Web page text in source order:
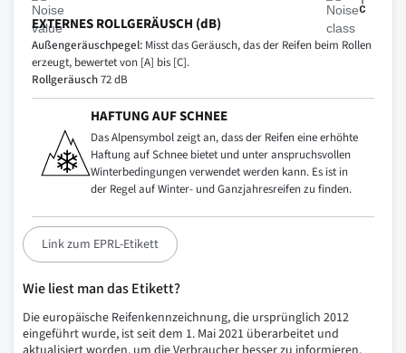
EXTERNES ROLLGERÄUSCH (dB)
Außengeräuschpegel: Misst das Geräusch, das der Reifen beim Rollen
erzeugt, bewertet von [A] bis [C].
Rollgeräusch72 dB
HAFTUNG AUF SCHNEE
Das Alpensymbol zeigt an, dass der Reifen eine erhöhte
Haftung auf Schnee bietet und unter anspruchsvollen
Winterbedingungen verwendet werden kann. Es ist in
der Regel auf Winter- und Ganzjahresreifen zu finden.
Link zum EPRL-Etikett
Wie liest man das Etikett?
Die europäische Reifenkennzeichnung, die ursprünglich 2012
eingeführt wurde, ist seit dem 1. Mai 2021 überarbeitet und